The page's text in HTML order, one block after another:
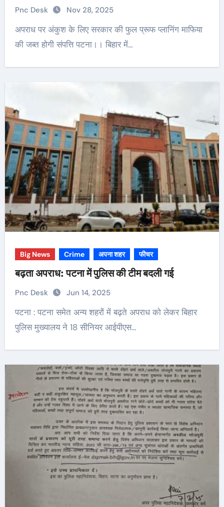
Pnc Desk Nov 28, 2025
अपराध पर अंकुश के लिए सरकार की फुल प्रूफ प्लानिंग माफिया
की जब्त होगी संपत्ति पटना।। बिहार में…
Big News Crime अपना शहर फीचर
बढ़ता अपराध: पटना में पुलिस की टीम बदली गई
Pnc Desk Jun 14, 2025
पटना : पटना समेत अन्य शहरों में बढ़ते अपराध को लेकर बिहार
पुलिस मुख्यालय ने 18 सीनियर आईपीएस…